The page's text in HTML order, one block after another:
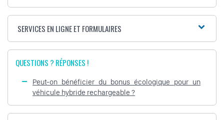
SERVICES EN LIGNE ET FORMULAIRES
QUESTIONS ? RÉPONSES !
Peut-on bénéficier du bonus écologique pour un
véhicule hybride rechargeable ?